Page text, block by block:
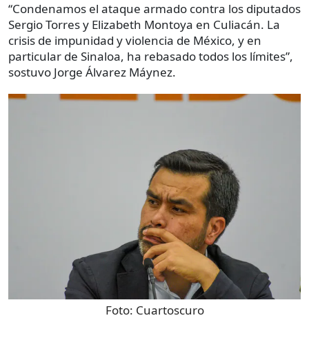
“Condenamos el ataque armado contra los diputados
Sergio Torres y Elizabeth Montoya en Culiacán. La
crisis de impunidad y violencia de México, y en
particular de Sinaloa, ha rebasado todos los límites”,
sostuvo Jorge Álvarez Máynez.
Foto: Cuartoscuro